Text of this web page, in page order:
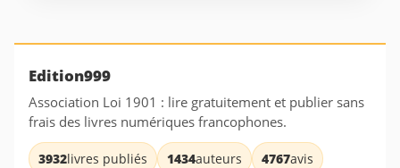
Edition999
Association Loi 1901 : lire gratuitement et publier sans
frais des livres numériques francophones.
3932livres publiés 1434auteurs 4767avis